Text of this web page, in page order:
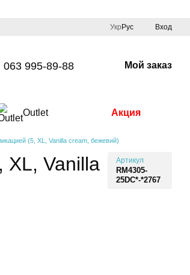
Укр Рус Вход
063 995-89-88 Мой заказ
Outlet Акция
(5, XL, Vanilla cream, бежевий)
XL, Vanilla
Артикул
RM4305-
25DC*-*2767